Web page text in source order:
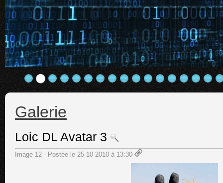
Galerie
Loic DL Avatar 3
Image 12 - Postée le 25-10-2010 à 13:30